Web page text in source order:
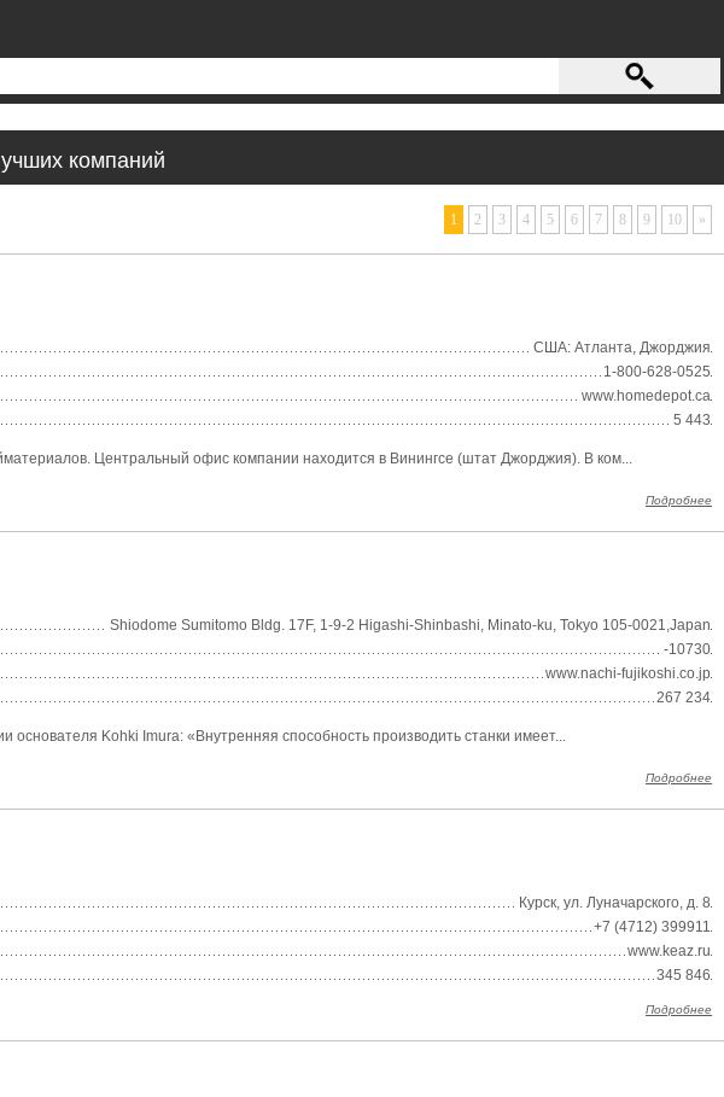
компаний
1 2 3 4 5 6 7 8 9 10 »
США: Атланта, Джорджия
1-800-628-0525
www.homedepot.ca
5 443
Центральный офис компании находится в Винингсе (штат Джорджия). В ком...
Подробнее
Shiodome Sumitomo Bldg. 17F, 1-9-2 Higashi-Shinbashi, Minato-ku, Tokyo 105-0021,Japan
-10730
www.nachi-fujikoshi.co.jp
267 234
Kohki Imura: «Внутренняя способность производить станки имеет...
Подробнее
Курск, ул. Луначарского, д. 8
+7 (4712) 399911
www.keaz.ru
345 846
Подробнее